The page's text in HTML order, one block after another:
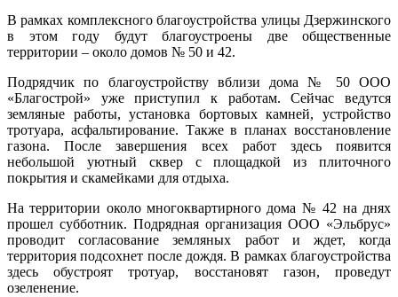
В рамках комплексного благоустройства улицы Дзержинского
в этом году будут благоустроены две общественные
территории – около домов № 50 и 42.
Подрядчик по благоустройству вблизи дома № 50 ООО
«Благострой» уже приступил к работам. Сейчас ведутся
земляные работы, установка бортовых камней, устройство
тротуара, асфальтирование. Также в планах восстановление
газона. После завершения всех работ здесь появится
небольшой уютный сквер с площадкой из плиточного
покрытия и скамейками для отдыха.
На территории около многоквартирного дома № 42 на днях
прошел субботник. Подрядная организация ООО «Эльбрус»
проводит согласование земляных работ и ждет, когда
территория подсохнет после дождя. В рамках благоустройства
здесь обустроят тротуар, восстановят газон, проведут
озеленение.